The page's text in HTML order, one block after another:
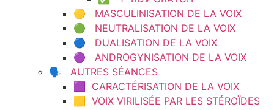
🟡 MASCULINISATION DE LA VOIX
🟢 NEUTRALISATION DE LA VOIX
🔵 DUALISATION DE LA VOIX
🟣 ANDROGYNISATION DE LA VOIX
🗣️ AUTRES SÉANCES
🟪 CARACTÉRISATION DE LA VOIX
🟨 VOIX VIRILISÉE PAR LES STÉROÏDES